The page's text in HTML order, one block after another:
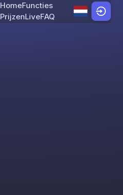
Skip to content
HomeFuncties
PrijzenLiveFAQ